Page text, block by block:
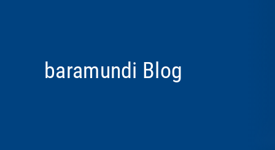
baramundi Blog